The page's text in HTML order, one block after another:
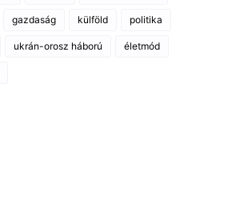
gazdaság külföld politika
ukrán-orosz háború életmód